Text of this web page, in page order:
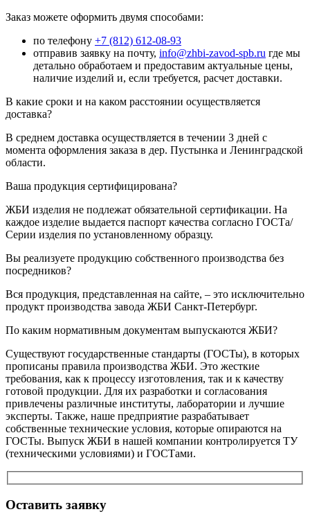
Заказ можете оформить двумя способами:
по телефону +7 (812) 612-08-93
отправив заявку на почту, info@zhbi-zavod-spb.ru где мы
детально обработаем и предоставим актуальные цены,
наличие изделий и, если требуется, расчет доставки.
В какие сроки и на каком расстоянии осуществляется
доставка?
В среднем доставка осуществляется в течении 3 дней с
момента оформления заказа в дер. Пустынка и Ленинградской
области.
Ваша продукция сертифицирована?
ЖБИ изделия не подлежат обязательной сертификации. На
каждое изделие выдается паспорт качества согласно ГОСТа/
Серии изделия по установленному образцу.
Вы реализуете продукцию собственного производства без
посредников?
Вся продукция, представленная на сайте, – это исключительно
продукт производства завода ЖБИ Санкт-Петербург.
По каким нормативным документам выпускаются ЖБИ?
Существуют государственные стандарты (ГОСТы), в которых
прописаны правила производства ЖБИ. Это жесткие
требования, как к процессу изготовления, так и к качеству
готовой продукции. Для их разработки и согласования
привлечены различные институты, лаборатории и лучшие
эксперты. Также, наше предприятие разрабатывает
собственные технические условия, которые опираются на
ГОСТы. Выпуск ЖБИ в нашей компании контролируется ТУ
(техническими условиями) и ГОСТами.
Оставить заявку